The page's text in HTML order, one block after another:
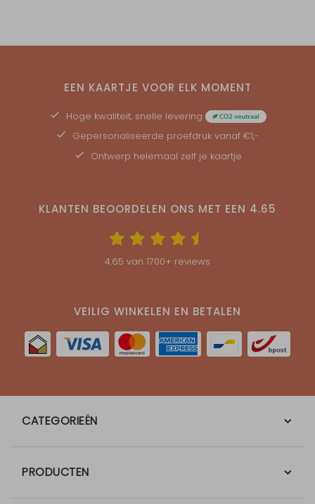
EEN KAARTJE VOOR ELK MOMENT
Hoge kwaliteit, snelle levering
Gepersonaliseerde proefdruk vanaf €1,-
Ontwerp helemaal zelf je kaartje
KLANTEN BEOORDELEN ONS MET EEN 4.65
4.65 van 1700+ reviews
VEILIG WINKELEN EN BETALEN
CATEGORIEËN
PRODUCTEN